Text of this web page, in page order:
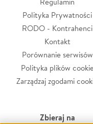
Polityka Prywatności
RODO - Kontrahenci
Kontakt
Porównanie serwisów
Polityka plików
Zarządzaj zgodami
Zbieraj na